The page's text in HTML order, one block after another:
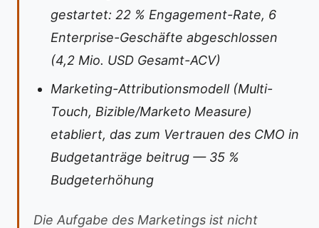
gestartet: 22 % Engagement-Rate, 6
Enterprise-Geschäfte abgeschlossen
(4,2 Mio. USD Gesamt-ACV)
Marketing-Attributionsmodell (Multi-
Touch, Bizible/Marketo Measure)
etabliert, das zum Vertrauen des CMO in
Budgetanträge beitrug — 35 %
Budgeterhöhung
Die Aufgabe des Marketings ist nicht